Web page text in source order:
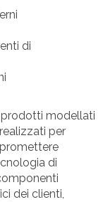
di
prodotti modellati
per
di
dei clienti,